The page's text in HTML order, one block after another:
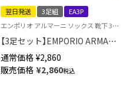
翌日発送 3足組
EA3P
エンポリオ アルマーニ ソックス 靴下 3足組 ギフト プレゼント
【3足セット】EMPORIO ARMANI
EAロゴ ショート丈 足底パイル
EA カジュアルソックス メンズ
【365日最短翌日発送】
通常価格 ¥2,860
販売価格 ¥2,860税込